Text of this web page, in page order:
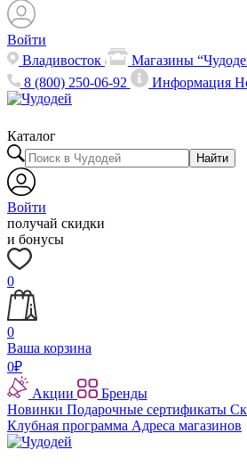
Войти
Владивосток
Магазины
8 (800) 250-06-92
Информация
Каталог
Найти
Войти
получай скидки
и бонусы
0
0
Ваша корзина
0₽
Акции
Бренды
Новинки Подарочные сертификаты
Клубная программа Адреса магазинов